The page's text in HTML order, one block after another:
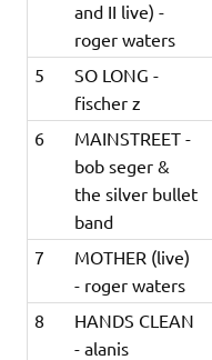
and II live) -
roger waters
5
SO LONG -
fischer z
6
MAINSTREET -
bob seger &
the silver bullet
band
7
MOTHER (live)
- roger waters
8
HANDS CLEAN
- alanis